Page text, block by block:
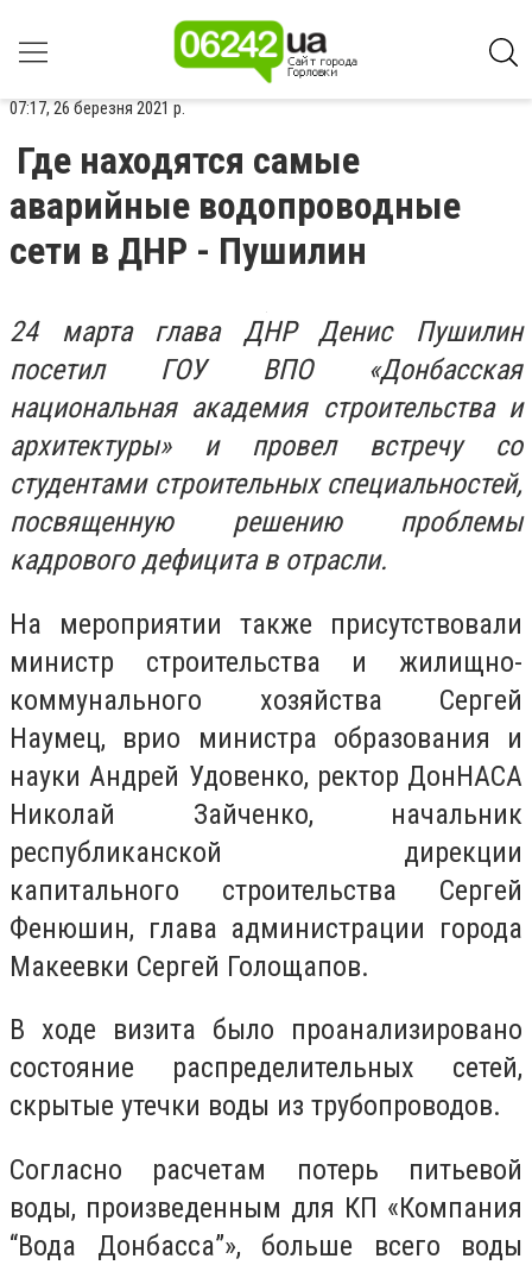
07:17, 26 березня 2021 р.
Где находятся самые
аварийные водопроводные
сети в ДНР - Пушилин
24 марта глава ДНР Денис Пушилин
посетил ГОУ ВПО «Донбасская
национальная академия строительства и
архитектуры» и провел встречу со
студентами строительных специальностей,
посвященную решению проблемы
кадрового дефицита в отрасли.
На мероприятии также присутствовали
министр строительства и жилищно-
коммунального хозяйства Сергей
Наумец, врио министра образования и
науки Андрей Удовенко, ректор ДонНАСА
Николай Зайченко, начальник
республиканской дирекции
капитального строительства Сергей
Фенюшин, глава администрации города
Макеевки Сергей Голощапов.
В ходе визита было проанализировано
состояние распределительных сетей,
скрытые утечки воды из трубопроводов.
Согласно расчетам потерь питьевой
воды, произведенным для КП «Компания
“Вода Донбасса”», больше всего воды